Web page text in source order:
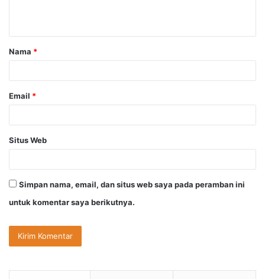
a
r
Nama *
Email *
Situs Web
Simpan nama, email, dan situs web saya pada peramban ini
untuk komentar saya berikutnya.